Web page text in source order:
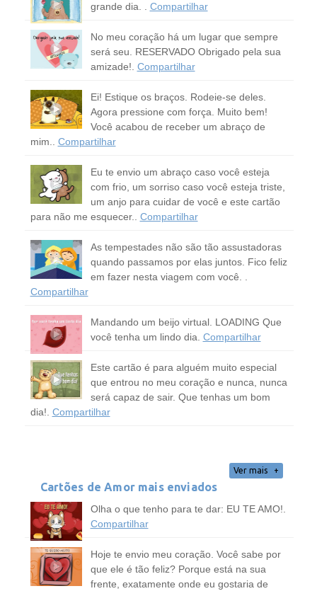
grande dia. . Compartilhar
No meu coração há um lugar que sempre
será seu. RESERVADO Obrigado pela sua
amizade!. Compartilhar
Ei! Estique os braços. Rodeie-se deles.
Agora pressione com força. Muito bem!
Você acabou de receber um abraço de
mim.. Compartilhar
Eu te envio um abraço caso você esteja
com frio, um sorriso caso você esteja triste,
um anjo para cuidar de você e este cartão
para não me esquecer.. Compartilhar
As tempestades não são tão assustadoras
quando passamos por elas juntos. Fico feliz
em fazer nesta viagem com você. .
Compartilhar
Mandando um beijo virtual. LOADING Que
você tenha um lindo dia. Compartilhar
Este cartão é para alguém muito especial
que entrou no meu coração e nunca, nunca
será capaz de sair. Que tenhas um bom
dia!. Compartilhar
Cartões de Amor mais enviados
Olha o que tenho para te dar: EU TE AMO!.
Compartilhar
Hoje te envio meu coração. Você sabe por
que ele é tão feliz? Porque está na sua
frente, exatamente onde eu gostaria de